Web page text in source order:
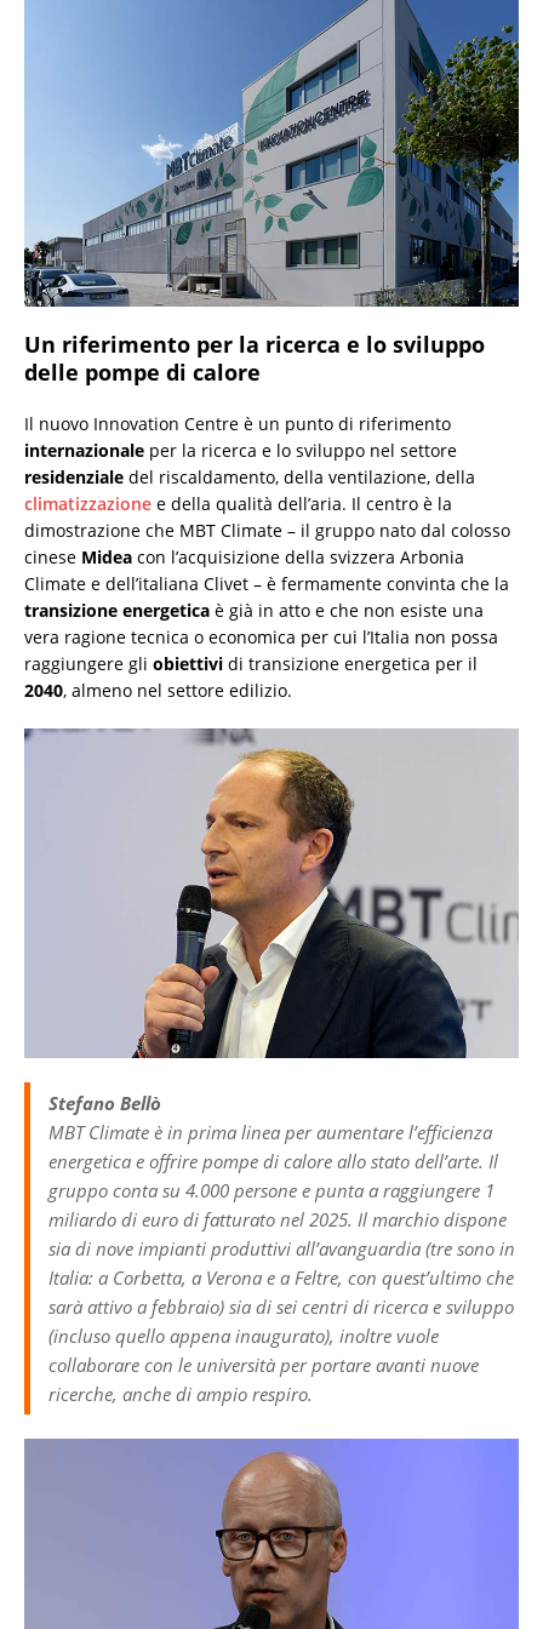
Un riferimento per la ricerca e lo sviluppo
delle pompe di calore
Il nuovo Innovation Centre è un punto di riferimento
internazionale per la ricerca e lo sviluppo nel settore
residenziale del riscaldamento, della ventilazione, della
climatizzazione e della qualità dell’aria. Il centro è la
dimostrazione che MBT Climate – il gruppo nato dal colosso
cinese Midea con l’acquisizione della svizzera Arbonia
Climate e dell’italiana Clivet – è fermamente convinta che la
transizione energetica è già in atto e che non esiste una
vera ragione tecnica o economica per cui l’Italia non possa
raggiungere gli obiettivi di transizione energetica per il
2040, almeno nel settore edilizio.
Stefano Bellò
MBT Climate è in prima linea per aumentare l’efficienza
energetica e offrire pompe di calore allo stato dell’arte. Il
gruppo conta su 4.000 persone e punta a raggiungere 1
miliardo di euro di fatturato nel 2025. Il marchio dispone
sia di nove impianti produttivi all’avanguardia (tre sono in
Italia: a Corbetta, a Verona e a Feltre, con quest’ultimo che
sarà attivo a febbraio) sia di sei centri di ricerca e sviluppo
(incluso quello appena inaugurato), inoltre vuole
collaborare con le università per portare avanti nuove
ricerche, anche di ampio respiro.